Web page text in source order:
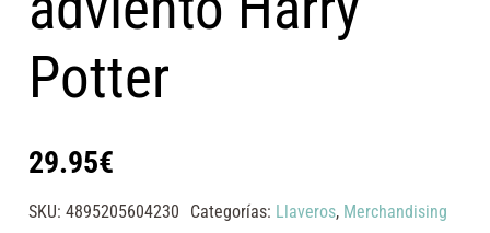
Potter
29.95€
SKU:4895205604230 Categorías: Llaveros, Merchandising